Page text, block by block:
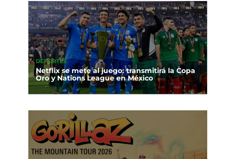
DEPORTES
Netflix se mete al juego: transmitirá la Copa
Oro y Nations League en México